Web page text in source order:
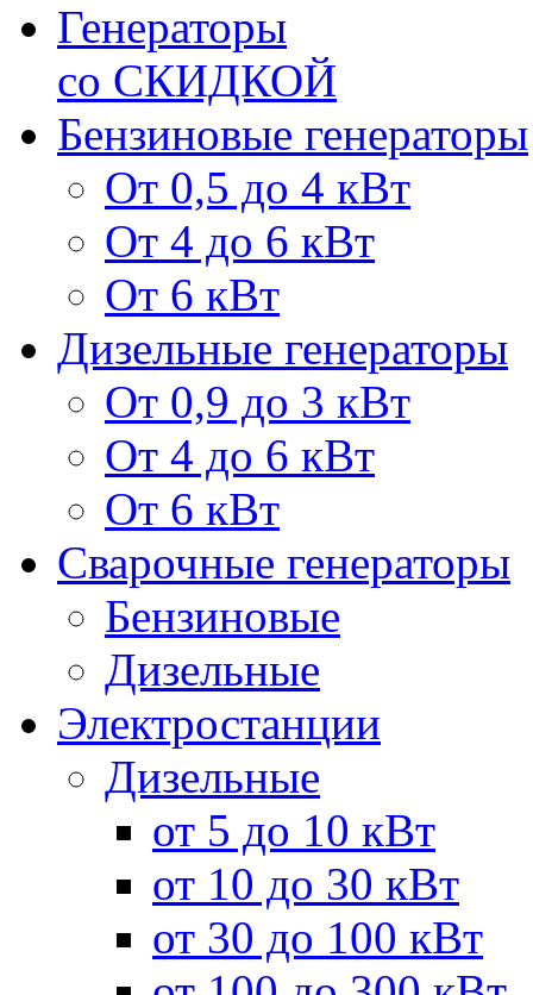
Генераторы
со СКИДКОЙ
Бензиновые генераторы
От 0,5 до 4 кВт
От 4 до 6 кВт
От 6 кВт
Дизельные генераторы
От 0,9 до 3 кВт
От 4 до 6 кВт
От 6 кВт
Сварочные генераторы
Бензиновые
Дизельные
Электростанции
Дизельные
от 5 до 10 кВт
от 10 до 30 кВт
от 30 до 100 кВт